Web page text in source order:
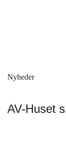
Nyheder
AV-Huset